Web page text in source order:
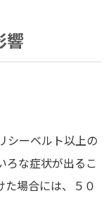
響
シーベルト以上の
ろな症状が出るこ
た場合には、５０